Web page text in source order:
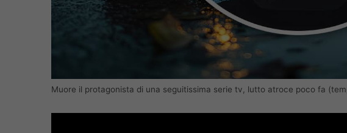
Muore il protagonista di una seguitissima serie tv, lutto atroce poco fa